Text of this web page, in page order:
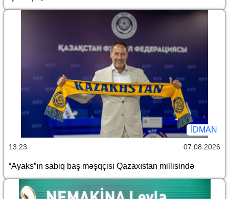
İDMAN
13:23 07.08.2026
“Ayaks”ın sabiq baş məşqçisi Qazaxıstan millisində